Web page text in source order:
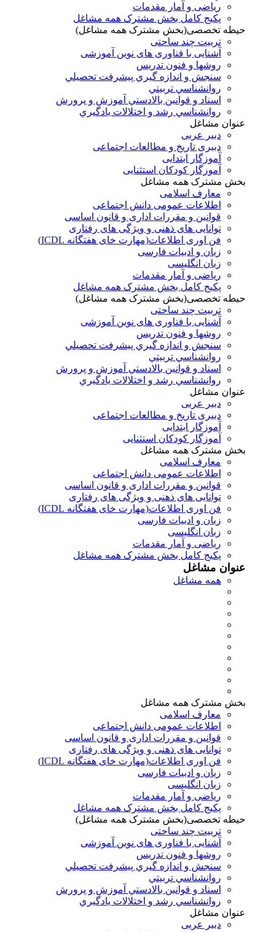
ریاضی و آمار مقدمات
پکیج کامل بخش مشترک همه مشاغل
حیطه تخصصی(بخش مشترک همه مشاغل)
تربیت چند ساحتی
آشنایی با فناوری های نوین آموزشی
روشها و فنون تدريس
سنجش و اندازه گيري پيشرفت تحصيلي
روانشناسي تربيتي
اسناد و قوانين بالادستي آموزش و پرورش
روانشناسي رشد و اختلالات يادگيري
عنوان مشاغل
دبير عربی
دبیری تاریخ و مطالعات اجتماعی
آموزگار ابتدایی
آموزگار کودکان استثنایی
بخش مشترک همه مشاغل
معارف اسلامی
اطلاعات عمومی دانش اجتماعی
قوانین و مقررات اداری و قانون اساسی
توانایی های ذهنی و ویژگی های رفتاری
فن اوری اطلاعات(مهارت خای هفتگانه ICDL)
زبان و ادبیات فارسی
زبان انگلیسی
ریاضی و آمار مقدمات
پکیج کامل بخش مشترک همه مشاغل
حیطه تخصصی(بخش مشترک همه مشاغل)
تربیت چند ساحتی
آشنایی با فناوری های نوین آموزشی
روشها و فنون تدريس
سنجش و اندازه گيري پيشرفت تحصيلي
روانشناسي تربيتي
اسناد و قوانين بالادستي آموزش و پرورش
روانشناسي رشد و اختلالات يادگيري
عنوان مشاغل
دبير عربی
دبیری تاریخ و مطالعات اجتماعی
آموزگار ابتدایی
آموزگار کودکان استثنایی
بخش مشترک همه مشاغل
معارف اسلامی
اطلاعات عمومی دانش اجتماعی
قوانین و مقررات اداری و قانون اساسی
توانایی های ذهنی و ویژگی های رفتاری
فن اوری اطلاعات(مهارت خای هفتگانه ICDL)
زبان و ادبیات فارسی
زبان انگلیسی
ریاضی و آمار مقدمات
پکیج کامل بخش مشترک همه مشاغل
عنوان مشاغل
همه مشاغل
بخش مشترک همه مشاغل
معارف اسلامی
اطلاعات عمومی دانش اجتماعی
قوانین و مقررات اداری و قانون اساسی
توانایی های ذهنی و ویژگی های رفتاری
فن اوری اطلاعات(مهارت خای هفتگانه ICDL)
زبان و ادبیات فارسی
زبان انگلیسی
ریاضی و آمار مقدمات
پکیج کامل بخش مشترک همه مشاغل
حیطه تخصصی(بخش مشترک همه مشاغل)
تربیت چند ساحتی
آشنایی با فناوری های نوین آموزشی
روشها و فنون تدريس
سنجش و اندازه گيري پيشرفت تحصيلي
روانشناسي تربيتي
اسناد و قوانين بالادستي آموزش و پرورش
روانشناسي رشد و اختلالات يادگيري
عنوان مشاغل
دبير عربی